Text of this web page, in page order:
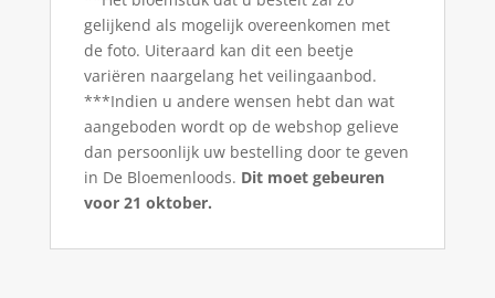
gelijkend als mogelijk overeenkomen met
de foto. Uiteraard kan dit een beetje
variëren naargelang het veilingaanbod.
***Indien u andere wensen hebt dan wat
aangeboden wordt op de webshop gelieve
dan persoonlijk uw bestelling door te geven
in De Bloemenloods. Dit moet gebeuren
voor 21 oktober.